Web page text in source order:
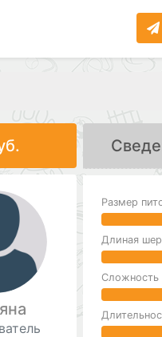
Размер
Длиная
Сложность